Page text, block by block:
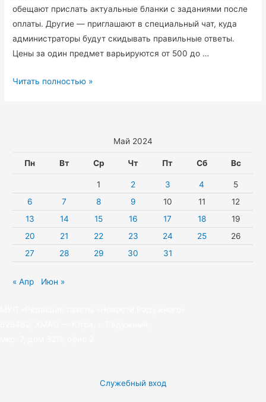
обещают прислать актуальные бланки с заданиями после
оплаты. Другие — приглашают в специальный чат, куда
администраторы будут скидывать правильные ответы.
Цены за один предмет варьируются от 500 до …
Мошенники
Читать полностью »
Май 2024
Пн Вт Ср Чт Пт Сб Вс
1 2 3 4
5
6
7 8 9 10 11
12
13
14 15 16 17 18
19
20
21 22 23 24 25
26
27
28 29 30 31
« Апр Июн »
Служебный вход